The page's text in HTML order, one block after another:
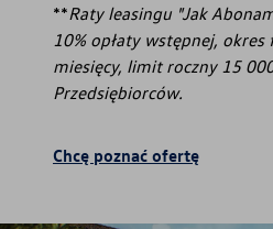
**Raty leasingu "Jak
10% opłaty wstępnej,
miesięcy, limit roczny 15
Przedsiębiorców.
Chcę poznać ofertę